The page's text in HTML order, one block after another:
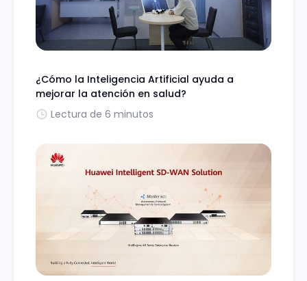
¿Cómo la Inteligencia Artificial ayuda a
mejorar la atención en salud?
Lectura de 6 minutos